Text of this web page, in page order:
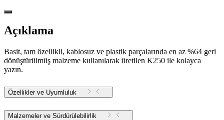
Açıklama
Basit, tam özellikli, kablosuz ve plastik parçalarında en az %64 geri
dönüştürülmüş malzeme kullanılarak üretilen K250 ile kolayca
yazın.
Özellikler ve Uyumluluk
Malzemeler ve Sürdürülebilirlik